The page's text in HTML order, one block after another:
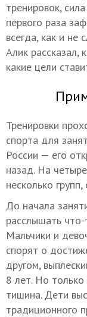
тренировок,
первого раза
всегда, как и не
Алик рассказал,
какие цели
Тренировки
спорта для
России — его
назад. На
несколько
До начала
расслышать
Мальчики и
спорят о
другом,
8 лет. Но только
тишина. Дети
традиционного